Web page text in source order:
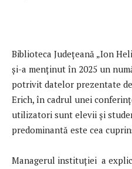
Biblioteca Județeană „Ion
și-a menținut în 2025 un
potrivit datelor prezentate
Erich, în cadrul unei
utilizatori sunt elevii și
predominantă este cea
Managerul instituției a